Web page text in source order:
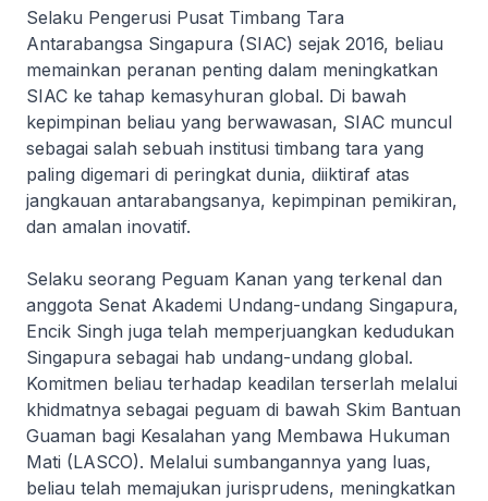
Selaku Pengerusi Pusat Timbang Tara
Antarabangsa Singapura (SIAC) sejak 2016, beliau
memainkan peranan penting dalam meningkatkan
SIAC ke tahap kemasyhuran global. Di bawah
kepimpinan beliau yang berwawasan, SIAC muncul
sebagai salah sebuah institusi timbang tara yang
paling digemari di peringkat dunia, diiktiraf atas
jangkauan antarabangsanya, kepimpinan pemikiran,
dan amalan inovatif.
Selaku seorang Peguam Kanan yang terkenal dan
anggota Senat Akademi Undang-undang Singapura,
Encik Singh juga telah memperjuangkan kedudukan
Singapura sebagai hab undang-undang global.
Komitmen beliau terhadap keadilan terserlah melalui
khidmatnya sebagai peguam di bawah Skim Bantuan
Guaman bagi Kesalahan yang Membawa Hukuman
Mati (LASCO). Melalui sumbangannya yang luas,
beliau telah memajukan jurisprudens, meningkatkan